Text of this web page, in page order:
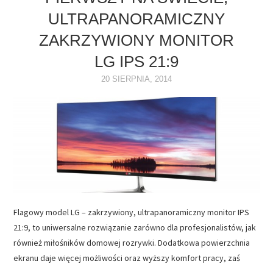
NAPĘDY
OPROGRAMOWANIE
ULTRAPANORAMICZNY
ZAKRZYWIONY MONITOR
LG IPS 21:9
20 SIERPNIA, 2014
Flagowy model LG – zakrzywiony, ultrapanoramiczny monitor IPS
21:9, to uniwersalne rozwiązanie zarówno dla profesjonalistów, jak
również miłośników domowej rozrywki. Dodatkowa powierzchnia
ekranu daje więcej możliwości oraz wyższy komfort pracy, zaś